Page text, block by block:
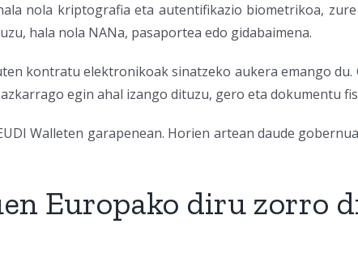
nola kriptografia eta autentifikazio biometrikoa,
hala nola NANa, pasaportea edo gidabaimena.
kontratu elektronikoak sinatzeko aukera emango
egin ahal izango dituzu, gero eta dokumentu
Walleten garapenean. Horien artean daude
Europako diru zorro